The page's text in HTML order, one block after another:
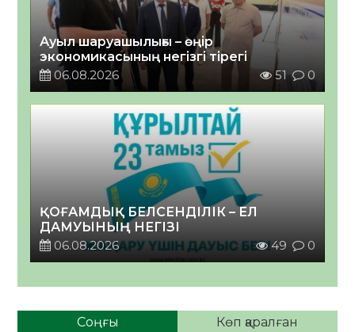
Ауыл шаруашылығы – өңір
экономикасының негізгі тірегі
06.08.2026
51 0
ҚОҒАМДЫҚ БЕЛСЕНДІЛІК – ЕЛ
ДАМУЫНЫҢ НЕГІЗІ
06.08.2026
49 0
Соңғы Көп қаралған